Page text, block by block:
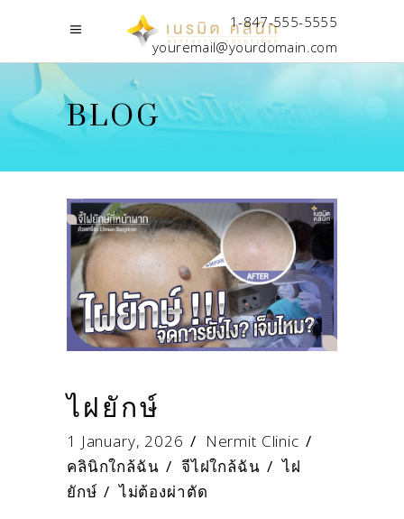
1-847-555-5555
youremail@yourdomain.com
BLOG
ไฝยักษ์
1 January, 2026
Nermit Clinic
คลินิกใกล้ฉัน / จีไฝใกล้ฉัน /ไฝ
ยักษ์/ไม่ต้องผ่าตัด